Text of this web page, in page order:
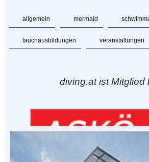
allgemein mermaid
tauchausbildungen veranstaltungen
diving.at ist Mitglied